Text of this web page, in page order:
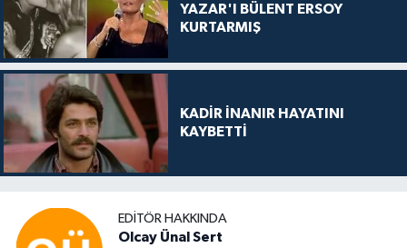
YAZAR'I BÜLENT ERSOY
KURTARMIŞ
KADİR İNANIR HAYATINI
KAYBETTİ
EDITÖR HAKKINDA
Olcay Ünal Sert